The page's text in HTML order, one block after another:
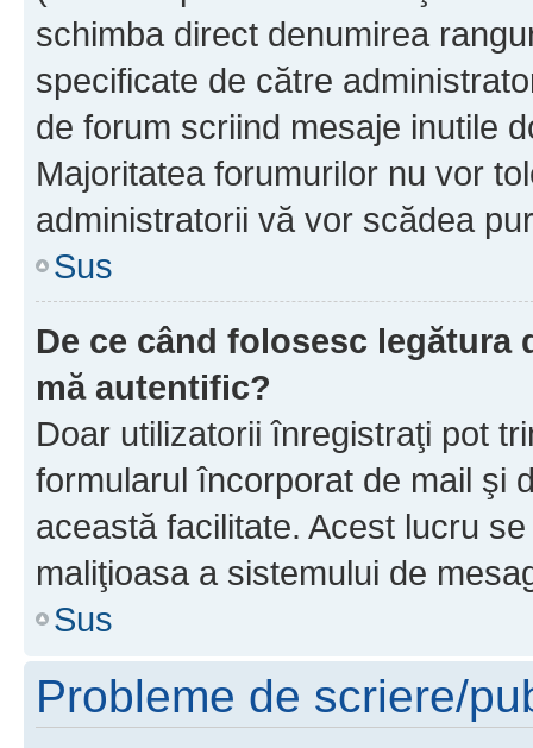
schimba direct denumirea
specificate de către
de forum scriind mesaje inutile
Majoritatea forumurilor nu vor
administratorii vă vor scădea
Sus
De ce când folosesc
mă autentific?
Doar utilizatorii înregistraţi pot
formularul încorporat de mail şi
această facilitate. Acest lucru
maliţioasa a sistemului de
Sus
Probleme de scriere/